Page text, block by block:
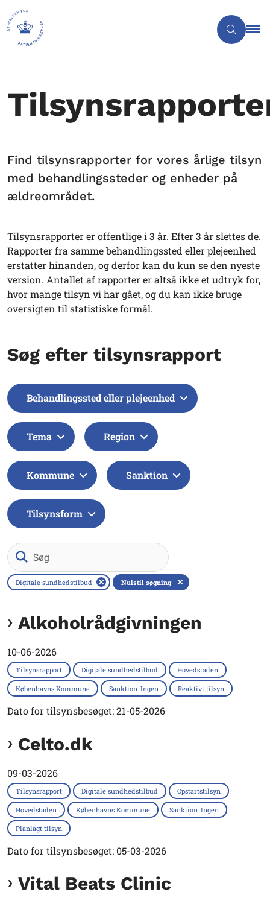
Find tilsynsrapporter for vores årlige tilsyn
med behandlingssteder og enheder på
ældreområdet.
Tilsynsrapporter er offentlige i 3 år. Efter 3 år slettes de.
Rapporter fra samme behandlingssted eller plejeenhed
erstatter hinanden, og derfor kan du kun se den nyeste
version. Antallet af rapporter er altså ikke et udtryk for,
hvor mange tilsyn vi har gået, og du kan ikke bruge
oversigten til statistiske formål.
Søg efter tilsynsrapport
Digitale sundhedstilbud Nulstil søgning
Behandlingssted eller plejeenhed
Tema Region
Kommune Sanktion
Tilsynsform
Alkoholrådgivningen
10-06-2026
Tilsynsrapport Digitale sundhedstilbud Hovedstaden
Københavns Kommune Sanktion: Ingen Reaktivt tilsyn
Dato for tilsynsbesøget: 21-05-2026
Celto.dk
09-03-2026
Tilsynsrapport Digitale sundhedstilbud Opstartstilsyn
Hovedstaden Københavns Kommune Sanktion: Ingen
Planlagt tilsyn
Dato for tilsynsbesøget: 05-03-2026
Vital Beats Clinic